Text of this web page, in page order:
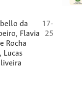
da
Flavia
Rocha
Lucas
17-
25